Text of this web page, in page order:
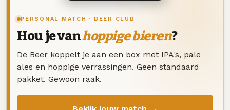
PERSONAL MATCH · BEER CLUB
Hou je vanhoppige bieren?
De Beer koppelt je aan een box met IPA's, pale
ales en hoppige verrassingen. Geen standaard
pakket. Gewoon raak.